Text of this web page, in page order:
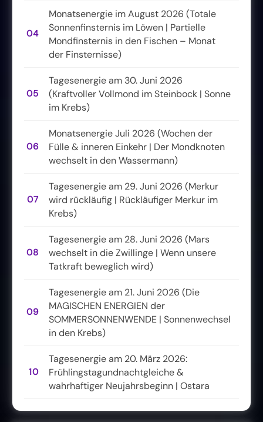
04
Monatsenergie im August 2026 (Totale
Sonnenfinsternis im Löwen | Partielle
Mondfinsternis in den Fischen – Monat
der Finsternisse)
05
Tagesenergie am 30. Juni 2026
(Kraftvoller Vollmond im Steinbock | Sonne
im Krebs)
06
Monatsenergie Juli 2026 (Wochen der
Fülle & inneren Einkehr | Der Mondknoten
wechselt in den Wassermann)
07
Tagesenergie am 29. Juni 2026 (Merkur
wird rückläufig | Rückläufiger Merkur im
Krebs)
08
Tagesenergie am 28. Juni 2026 (Mars
wechselt in die Zwillinge | Wenn unsere
Tatkraft beweglich wird)
09
Tagesenergie am 21. Juni 2026 (Die
MAGISCHEN ENERGIEN der
SOMMERSONNENWENDE | Sonnenwechsel
in den Krebs)
10
Tagesenergie am 20. März 2026:
Frühlingstagundnachtgleiche &
wahrhaftiger Neujahrsbeginn | Ostara